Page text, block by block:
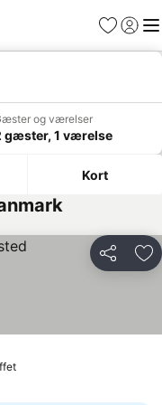
Favoritter
Log ind
og værelser
gæster, 1 værelse
Kort
Del